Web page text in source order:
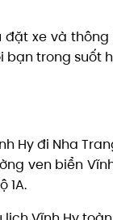
xe và
bạn trong suốt
Hy đi Nha
ven biển
1A.